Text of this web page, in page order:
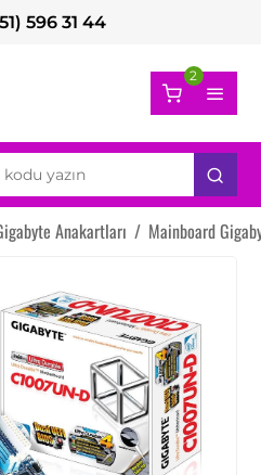
596 31 44
2
Anakartları / Mainboard